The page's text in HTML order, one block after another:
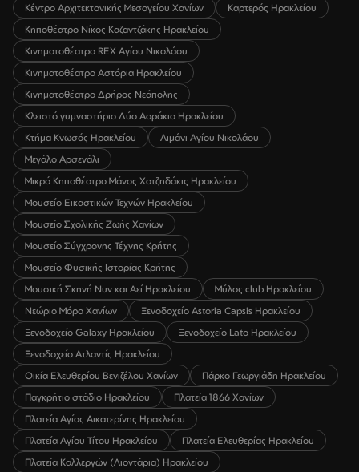
Κέντρο Αρχιτεκτονικής Μεσογείου Χανίων
Καρτερός Ηρακλείου
Κηποθέατρο Νίκος Καζαντζάκης Ηρακλείου
Κινηματοθέατρο REX Αγίου Νικολάου
Κινηματοθέατρο Αστόρια Ηρακλείου
Κινηματοθέατρο Δρήρος Νεάπολης
Κλειστό γυμναστήριο Δύο Αοράκια Ηρακλείου
Κτήμα Κνωσός Ηρακλείου
Λιμάνι Αγίου Νικολάου
Μεγάλο Αρσενάλι
Μικρό Κηποθέατρο Μάνος Χατζηδάκις Ηρακλείου
Μουσείο Εικαστικών Τεχνών Ηρακλείου
Μουσείο Σχολικής Ζωής Χανίων
Μουσείο Σύγχρονης Τέχνης Κρήτης
Μουσείο Φυσικής Ιστορίας Κρήτης
Μουσική Σκηνή Νυν και Αεί Ηρακλείου
Μύλος club Ηρακλείου
Νεώριο Μόρο Χανίων
Ξενοδοχείο Astoria Capsis Ηρακλείου
Ξενοδοχείο Galaxy Ηρακλείου
Ξενοδοχείο Lato Ηρακλείου
Ξενοδοχείο Ατλαντίς Ηρακλείου
Οικία Ελευθερίου Βενιζέλου Χανίων
Πάρκο Γεωργιάδη Ηρακλείου
Παγκρήτιο στάδιο Ηρακλείου
Πλατεία 1866 Χανίων
Πλατεία Αγίας Αικατερίνης Ηρακλείου
Πλατεία Αγίου Τίτου Ηρακλείου
Πλατεία Ελευθερίας Ηρακλείου
Πλατεία Καλλεργών (Λιοντάρια) Ηρακλείου